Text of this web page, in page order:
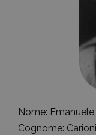
Nome: Emanuele
Cognome: Carioni